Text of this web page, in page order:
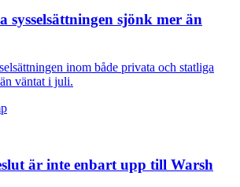
sysselsättningen sjönk mer än
inom både privata och statliga
väntat i juli.
är inte enbart upp till Warsh